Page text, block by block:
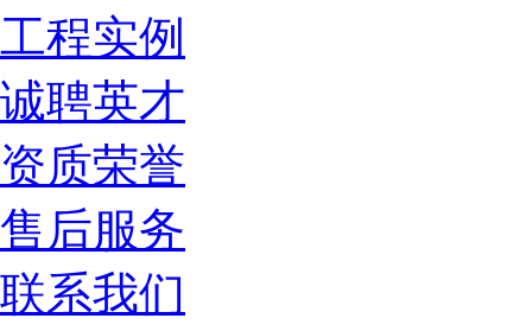
工程实例
诚聘英才
资质荣誉
售后服务
联系我们